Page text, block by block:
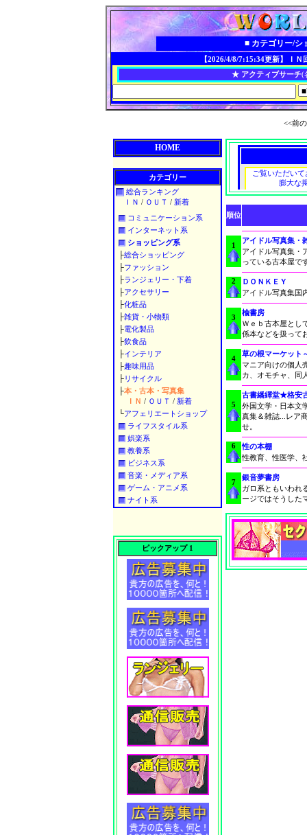
■ カテゴリー/シ
【2026/4/8/7:15:34更新】
Ｉ
★ アクティブサーチ(
<<前
HOME
カテゴリー
総合ランキング
ＩＮ / ＯＵＴ / 新着
コミュニケーション系
インターネット系
ショッピング系
├総合ショッピング
├ファッション
├ランジェリー・下着
├アクセサリー
├化粧品
├雑貨・小物類
├電化製品
├飲食品
├インテリア
├趣味用品
├リサイクル
├本・古本・写真集
ＩＮ / ＯＵＴ / 新着
└アフェリエートショップ
ライフスタイル系
娯楽系
教養系
ビジネス系
音楽・メディア系
ゲーム・アニメ系
ナイト系
ピックアップ 1
順位
1
アイドル写真集・
アイドル写真集・
っている古本屋で
2
ＤＯＮＫＥＹ
アイドル写真集国
3
楡書房
Ｗｅｂ古本屋とし
係本などを扱って
4
草の根マーケット
マニア向けの個人
カ、オモチャ、同
5
古書繙繹堂★格安
外国文学・日本文
真集＆雑誌...レア
せ。
6
性の本棚
性教育、性医学、
7
銀音夢書房
ガロ系ともいわれ
ージではそうした